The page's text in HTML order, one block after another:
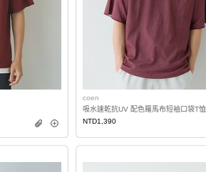
coen
吸水速乾抗UV 配色羅馬布短袖口袋T恤
NTD1,390